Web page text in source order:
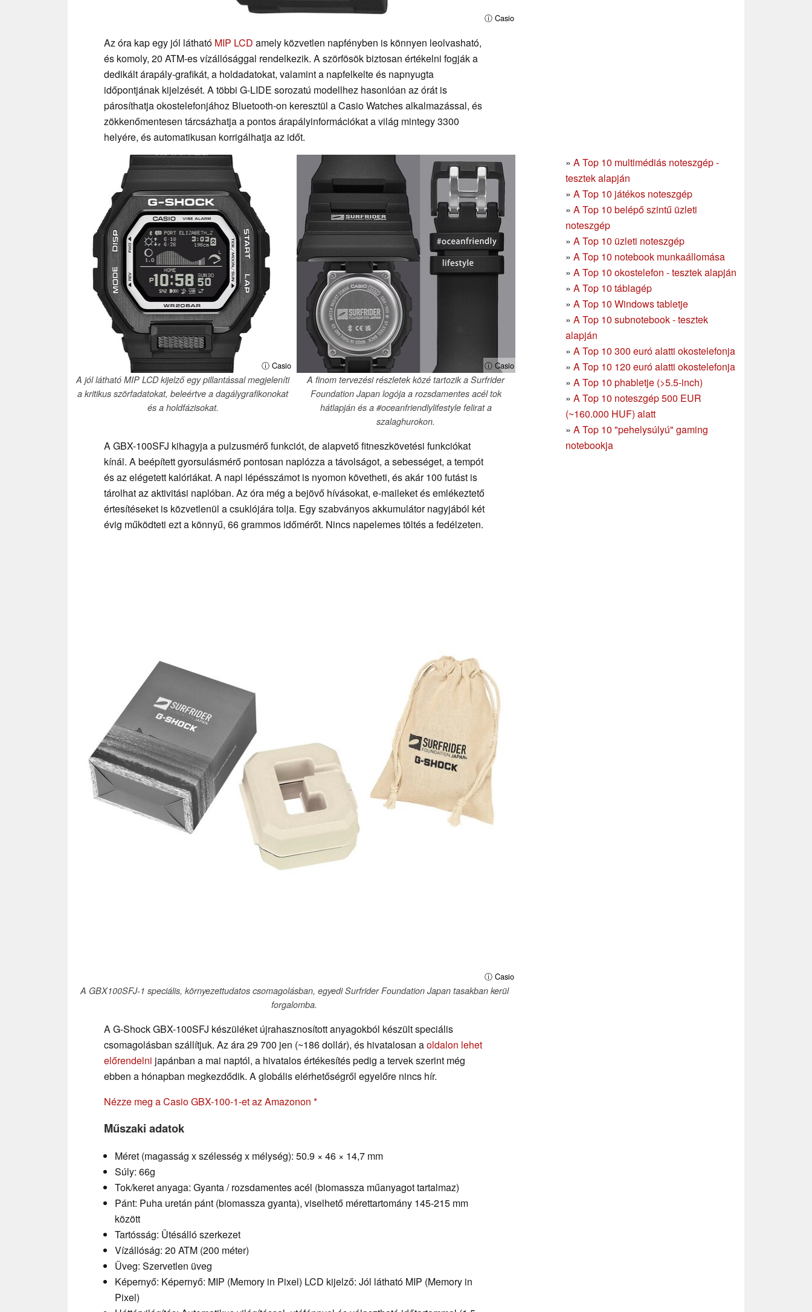
ⓘ Casio
Az óra kap egy jól látható MIP LCD amely közvetlen napfényben is könnyen leolvasható,
és komoly, 20 ATM-es vízállósággal rendelkezik. A szörfösök biztosan értékelni fogják a
dedikált árapály-grafikát, a holdadatokat, valamint a napfelkelte és napnyugta
időpontjának kijelzését. A többi G-LIDE sorozatú modellhez hasonlóan az órát is
párosíthatja okostelefonjához Bluetooth-on keresztül a Casio Watches alkalmazással, és
zökkenőmentesen tárcsázhatja a pontos árapályinformációkat a világ mintegy 3300
helyére, és automatikusan korrigálhatja az időt.
» A Top 10 multimédiás noteszgép -
tesztek alapján
» A Top 10 játékos noteszgép
» A Top 10 belépő szintű üzleti
noteszgép
» A Top 10 üzleti noteszgép
» A Top 10 notebook munkaállomása
» A Top 10 okostelefon - tesztek alapján
» A Top 10 táblagép
» A Top 10 Windows tabletje
» A Top 10 subnotebook - tesztek
alapján
» A Top 10 300 euró alatti okostelefonja
» A Top 10 120 euró alatti okostelefonja
» A Top 10 phabletje (>5.5-inch)
» A Top 10 noteszgép 500 EUR
(~160.000 HUF) alatt
» A Top 10 "pehelysúlyú" gaming
notebookja
ⓘ Casio
A jól látható MIP LCD kijelző egy pillantással megjeleníti
a kritikus szörfadatokat, beleértve a dagálygrafikonokat
és a holdfázisokat.
ⓘ Casio
A finom tervezési részletek közé tartozik a Surfrider
Foundation Japan logója a rozsdamentes acél tok
hátlapján és a #oceanfriendlylifestyle felirat a
szalaghurokon.
A GBX-100SFJ kihagyja a pulzusmérő funkciót, de alapvető fitneszkövetési funkciókat
kínál. A beépített gyorsulásmérő pontosan naplózza a távolságot, a sebességet, a tempót
és az elégetett kalóriákat. A napi lépésszámot is nyomon követheti, és akár 100 futást is
tárolhat az aktivitási naplóban. Az óra még a bejövő hívásokat, e-maileket és emlékeztető
értesítéseket is közvetlenül a csuklójára tolja. Egy szabványos akkumulátor nagyjából két
évig működteti ezt a könnyű, 66 grammos időmérőt. Nincs napelemes töltés a fedélzeten.
ⓘ Casio
A GBX100SFJ-1 speciális, környezettudatos csomagolásban, egyedi Surfrider Foundation Japan tasakban kerül
forgalomba.
A G-Shock GBX-100SFJ készüléket újrahasznosított anyagokból készült speciális
csomagolásban szállítjuk. Az ára 29 700 jen (~186 dollár), és hivatalosan aoldalon lehet
előrendelni japánban a mai naptól, a hivatalos értékesítés pedig a tervek szerint még
ebben a hónapban megkezdődik. A globális elérhetőségről egyelőre nincs hír.
Nézze meg a Casio GBX-100-1-et az Amazonon
Műszaki adatok
Méret (magasság x szélesség x mélység): 50.9 × 46 × 14,7 mm
Súly: 66g
Tok/keret anyaga: Gyanta / rozsdamentes acél (biomassza műanyagot tartalmaz)
Pánt: Puha uretán pánt (biomassza gyanta), viselhető mérettartomány 145-215 mm
között
Tartósság: Ütésálló szerkezet
Vízállóság: 20 ATM (200 méter)
Üveg: Szervetlen üveg
Képernyő: Képernyő: MIP (Memory in Pixel) LCD kijelző: Jól látható MIP (Memory in
Pixel)